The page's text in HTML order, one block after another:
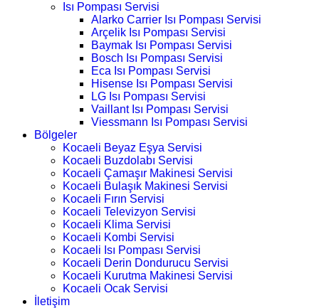
Isı Pompası Servisi
Alarko Carrier Isı Pompası Servisi
Arçelik Isı Pompası Servisi
Baymak Isı Pompası Servisi
Bosch Isı Pompası Servisi
Eca Isı Pompası Servisi
Hisense Isı Pompası Servisi
LG Isı Pompası Servisi
Vaillant Isı Pompası Servisi
Viessmann Isı Pompası Servisi
Bölgeler
Kocaeli Beyaz Eşya Servisi
Kocaeli Buzdolabı Servisi
Kocaeli Çamaşır Makinesi Servisi
Kocaeli Bulaşık Makinesi Servisi
Kocaeli Fırın Servisi
Kocaeli Televizyon Servisi
Kocaeli Klima Servisi
Kocaeli Kombi Servisi
Kocaeli Isı Pompası Servisi
Kocaeli Derin Dondurucu Servisi
Kocaeli Kurutma Makinesi Servisi
Kocaeli Ocak Servisi
İletişim